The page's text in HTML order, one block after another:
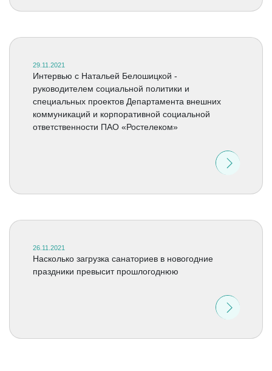
29.11.2021
Интервью c Натальей Белошицкой -
руководителем социальной политики и
специальных проектов Департамента внешних
коммуникаций и корпоративной социальной
ответственности ПАО «Ростелеком»
26.11.2021
Насколько загрузка санаториев в новогодние
праздники превысит прошлогоднюю